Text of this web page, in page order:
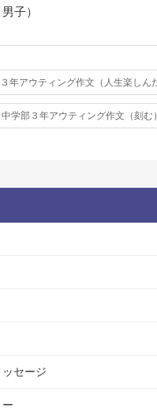
子）
年アウティング作文（人生楽しん
中学部３年アウティング作文（刻む）
セージ